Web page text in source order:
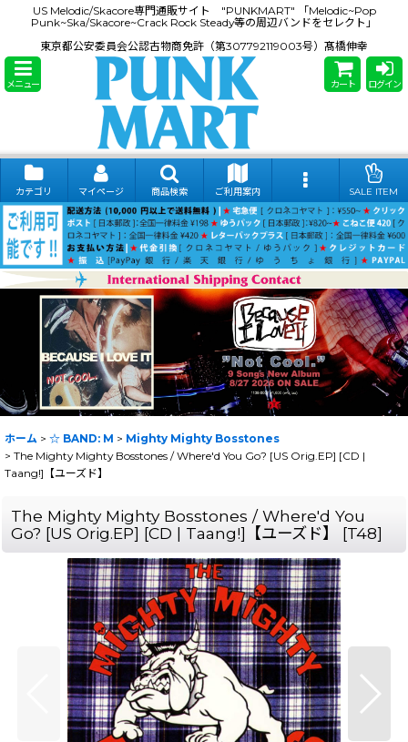
US Melodic/Skacore専門通販サイト "PUNKMART" 「Melodic~Pop
Punk~Ska/Skacore~Crack Rock Steady等の周辺バンドをセレクト」
東京都公安委員会公認古物商免許（第307792119003号）髙橋伸幸
メニュー カート ログイン
カテゴリ マイページ 商品検索 ご利用案内 SALE ITEM
ホーム > ☆ BAND: M > Mighty Mighty Bosstones
> The Mighty Mighty Bosstones ‎/ Where'd You Go? [US Orig.EP] [CD |
Taang!]【ユーズド】
The Mighty Mighty Bosstones ‎/ Where'd You
Go? [US Orig.EP] [CD | Taang!]【ユーズド】
[T48]